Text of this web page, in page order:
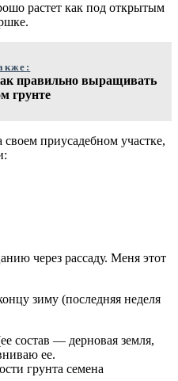
растет как под открытым
правильно выращивать
грунте
приусадебном участке,
через рассаду. Меня этот
зиму (последняя неделя
состав — дерновая земля,
ее.
грунта семена